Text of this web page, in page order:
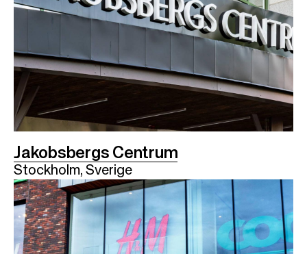
Jakobsbergs Centrum
Stockholm, Sverige